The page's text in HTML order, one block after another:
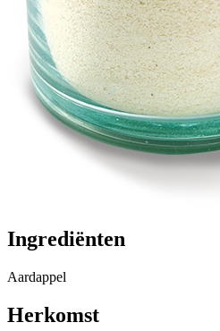
Ingrediënten
Aardappel
Herkomst